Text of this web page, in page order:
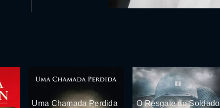
Uma Chamada Perdida
O Resgate do Soldado